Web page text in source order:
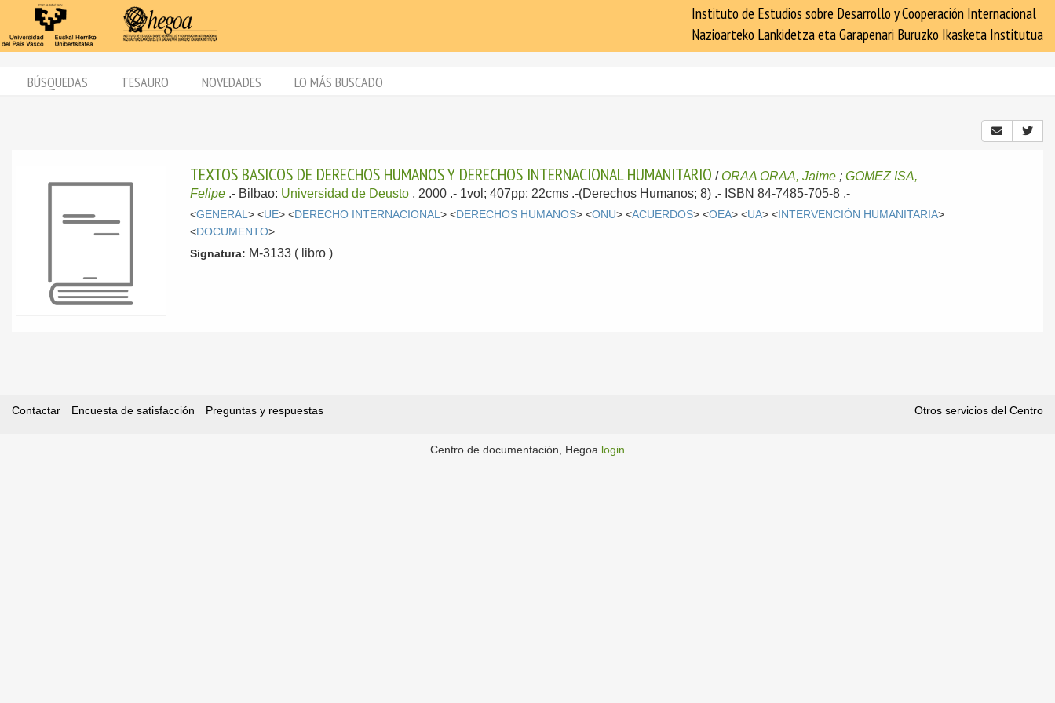
Instituto de Estudios sobre Desarrollo y Cooperación Internacional
Nazioarteko Lankidetza eta Garapenari Buruzko Ikasketa Institutua
BÚSQUEDAS TESAURO NOVEDADES LO MÁS BUSCADO
TEXTOS BASICOS DE DERECHOS HUMANOS Y DERECHOS INTERNACIONAL HUMANITARIO / ORAA ORAA, Jaime ;GOMEZ ISA,
Felipe .- Bilbao: Universidad de Deusto , 2000 .- 1vol; 407pp; 22cms .-(Derechos Humanos; 8) .- ISBN 84-7485-705-8 .-
<GENERAL> <UE> <DERECHO INTERNACIONAL> <DERECHOS HUMANOS> <ONU> <ACUERDOS> <OEA> <UA> <INTERVENCIÓN HUMANITARIA>
<DOCUMENTO>
Signatura: M-3133 ( libro )
Contactar Encuesta de satisfacción Preguntas y respuestas Otros servicios del Centro
Centro de documentación, Hegoa login